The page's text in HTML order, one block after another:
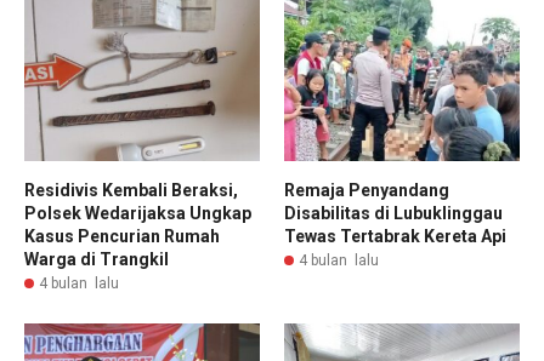
Residivis Kembali Beraksi,
Polsek Wedarijaksa Ungkap
Kasus Pencurian Rumah
Warga di Trangkil
4 bulan lalu
Remaja Penyandang
Disabilitas di Lubuklinggau
Tewas Tertabrak Kereta Api
4 bulan lalu